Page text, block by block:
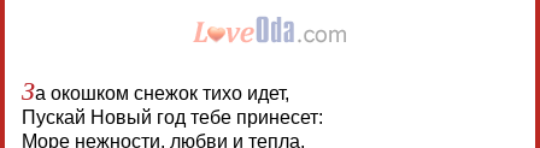
За окошком снежок тихо идет,
Пускай Новый год тебе принесет:
Море нежности, любви и тепла,